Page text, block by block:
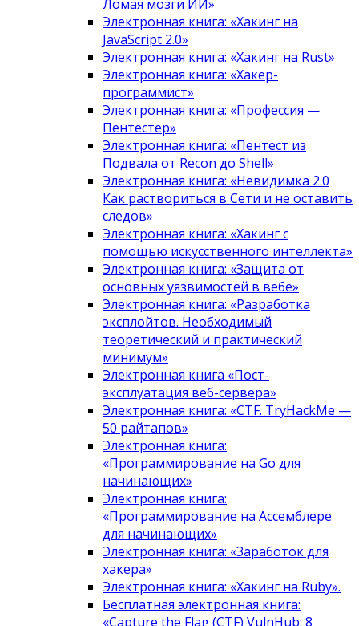
Ломая мозги ИИ»
Электронная книга: «Хакинг на
JavaScript 2.0»
Электронная книга: «Хакинг на Rust»
Электронная книга: «Хакер-
программист»
Электронная книга: «Профессия —
Пентестер»
Электронная книга: «Пентест из
Подвала от Recon до Shell»
Электронная книга: «Невидимка 2.0
Как раствориться в Сети и не оставить
следов»
Электронная книга: «Хакинг с
помощью искусственного интеллекта»
Электронная книга: «Защита от
основных уязвимостей в вебе»
Электронная книга: «Разработка
эксплойтов. Необходимый
теоретический и практический
минимум»
Электронная книга «Пост-
эксплуатация веб-сервера»
Электронная книга: «CTF. TryHackMe —
50 райтапов»
Электронная книга:
«Программирование на Go для
начинающих»
Электронная книга:
«Программирование на Ассемблере
для начинающих»
Электронная книга: «Заработок для
хакера»
Электронная книга: «Хакинг на Ruby».
Бесплатная электронная книга:
«Capture the Flag (CTF) VulnHub: 8